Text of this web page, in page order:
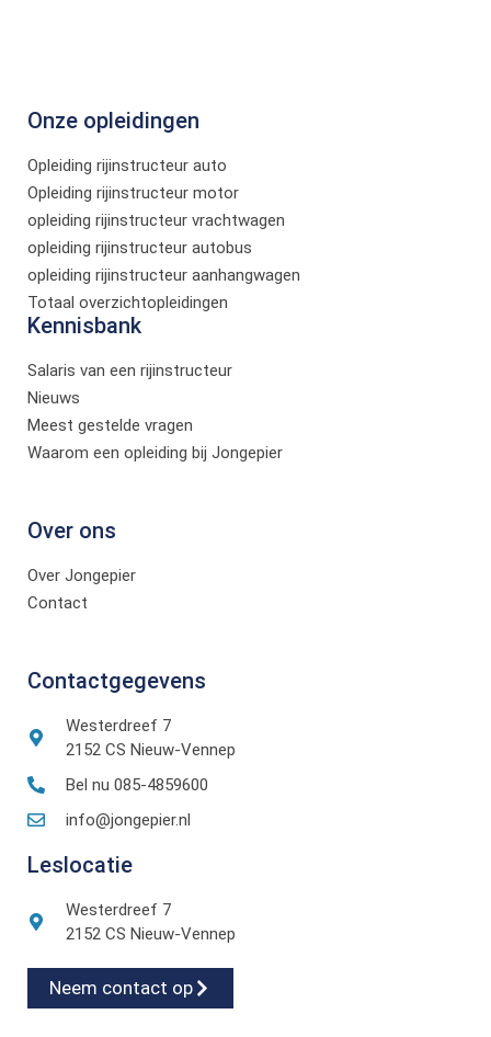
Onze opleidingen
Opleiding rijinstructeur auto
Opleiding rijinstructeur motor
opleiding rijinstructeur vrachtwagen
opleiding rijinstructeur autobus
opleiding rijinstructeur aanhangwagen
Totaal overzichtopleidingen
Kennisbank
Salaris van een rijinstructeur
Nieuws
Meest gestelde vragen
Waarom een opleiding bij Jongepier
Over ons
Over Jongepier
Contact
Contactgegevens
Westerdreef 7
2152 CS Nieuw-Vennep
Bel nu 085-4859600
info@jongepier.nl
Leslocatie
Westerdreef 7
2152 CS Nieuw-Vennep
Neem contact op